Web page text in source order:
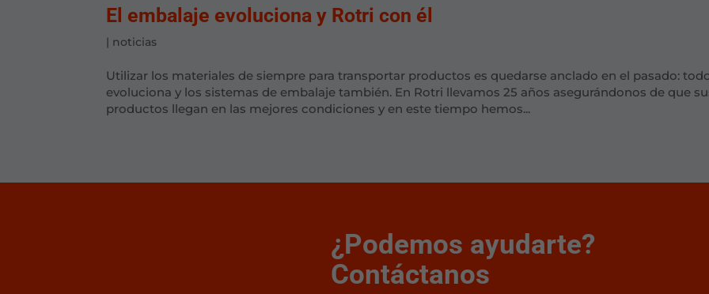
El embalaje evoluciona y Rotri con él
| noticias
Utilizar los materiales de siempre para transportar productos es quedarse anclado en el pasado:
evoluciona y los sistemas de embalaje también. En Rotri llevamos 25 años asegurándonos de que
productos llegan en las mejores condiciones y en este tiempo hemos...
¿Podemos ayudarte?
Contáctanos